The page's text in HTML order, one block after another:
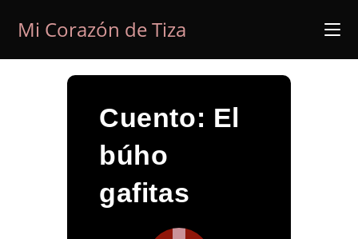
Mi Corazón de Tiza
Cuento: El
búho
gafitas